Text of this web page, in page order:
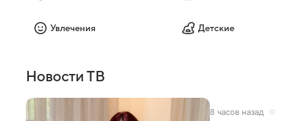
Увлечения Детские
Новости ТВ
8 часов назад